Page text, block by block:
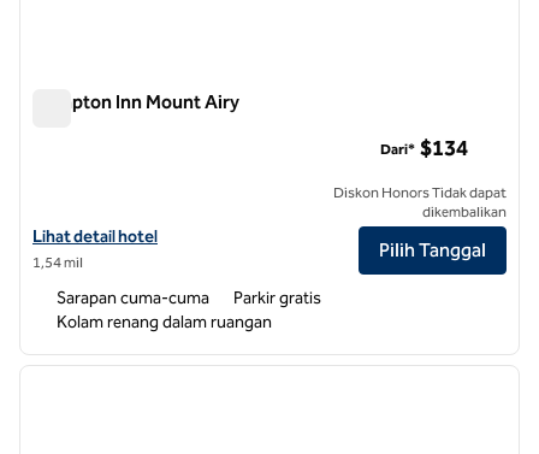
Hampton Inn Mount Airy
Lihat detail hotel untuk Hampton Inn Mount Airy
Lihat detail hotel
1,54 mil
Dari* $134
Diskon Honors Tidak dapat
dikembalikan
Pilih Tanggal
Sarapan cuma-cuma
Parkir gratis
Kolam renang dalam ruangan
1 dari 12